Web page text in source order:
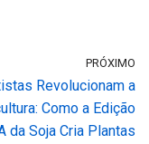
PRÓXIMO
Revolucionam a
Como a Edição
da Soja Cria Plantas